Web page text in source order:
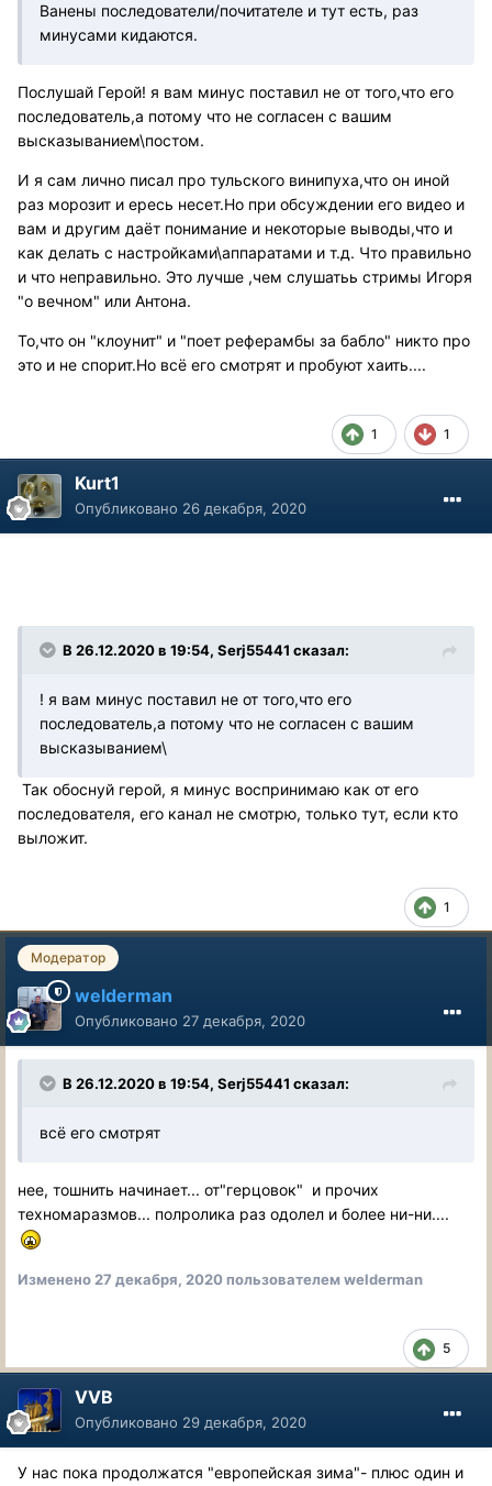
Ванены последователи/почитателе и тут есть, раз
минусами кидаются.
Послушай Герой! я вам минус поставил не от того,что его
последователь,а потому что не согласен с вашим
высказыванием\постом.
И я сам лично писал про тульского винипуха,что он иной
раз морозит и ересь несет.Но при обсуждении его видео и
вам и другим даёт понимание и некоторые выводы,что и
как делать с настройками\аппаратами и т.д. Что правильно
и что неправильно. Это лучше ,чем слушатьь стримы Игоря
"о вечном" или Антона.
То,что он "клоунит" и "поет реферамбы за бабло" никто про
это и не спорит.Но всё его смотрят и пробуют хаить....
1 1
Kurt1
Опубликовано 26 декабря, 2020
В 26.12.2020 в 19:54, Serj55441 сказал:
! я вам минус поставил не от того,что его
последователь,а потому что не согласен с вашим
высказыванием\
Так обоснуй герой, я минус воспринимаю как от его
последователя, его канал не смотрю, только тут, если кто
выложит.
1
Модератор
welderman
Опубликовано 27 декабря, 2020
В 26.12.2020 в 19:54, Serj55441 сказал:
всё его смотрят
нее, тошнить начинает... от"герцовок" и прочих
техномаразмов... полролика раз одолел и более ни-ни....
Изменено 27 декабря, 2020пользователем welderman
5
VVB
Опубликовано 29 декабря, 2020
У нас пока продолжатся "европейская зима"- плюс один и